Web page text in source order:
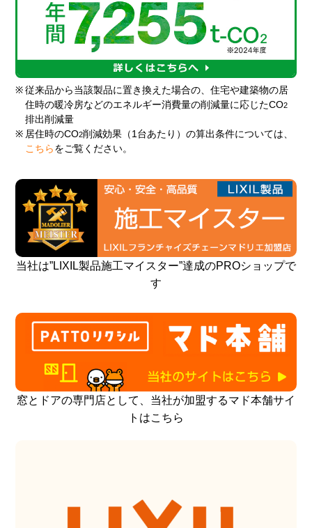
※ 従来品から当該製品に置き換えた場合の、住宅や建築物の居
住時の暖冷房などのエネルギー消費量の削減量に応じたCO2
排出削減量
※ 居住時のCO2削減効果（1台あたり）の算出条件については、
こちら をご覧ください。
当社は”LIXIL製品施工マイスター”達成のPROショップで
す
窓とドアの専門店として、当社が加盟するマド本舗サイ
トはこちら